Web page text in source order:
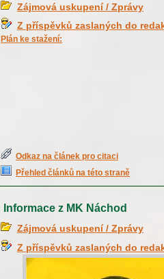
Zájmová uskupení / Zprávy
Z příspěvků zaslaných do
Plán ke stažení:
Odkaz na článek pro citaci
Přehled článků na této straně
Informace z MK Náchod
Zájmová uskupení / Zprávy
Z příspěvků zaslaných do